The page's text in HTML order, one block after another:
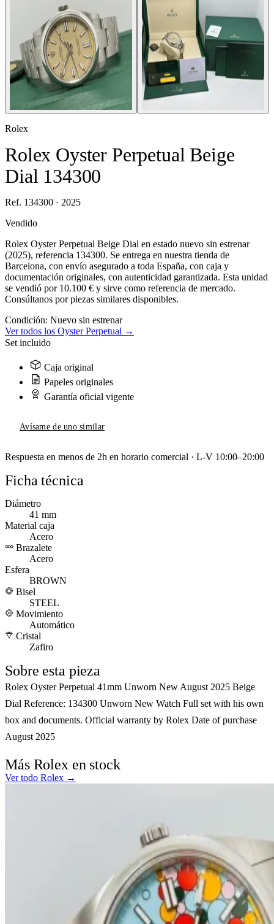
Rolex
Rolex Oyster Perpetual Beige
Dial 134300
Ref. 134300 · 2025
Vendido
Rolex Oyster Perpetual Beige Dial en estado nuevo sin estrenar
(2025), referencia 134300. Se entrega en nuestra tienda de
Barcelona, con envío asegurado a toda España, con caja y
documentación originales, con autenticidad garantizada. Esta unidad
se vendió por 10.100 € y sirve como referencia de mercado.
Consúltanos por piezas similares disponibles.
Condición: Nuevo sin estrenar
Ver todos los Oyster Perpetual →
Set incluido
Caja original
Papeles originales
Garantía oficial vigente
Avísame de uno similar
Respuesta en menos de 2h en horario comercial · L-V 10:00–20:00
Ficha técnica
Diámetro
41 mm
Material caja
Acero
Brazalete
Acero
Esfera
BROWN
Bisel
STEEL
Movimiento
Automático
Cristal
Zafiro
Sobre esta pieza
Rolex Oyster Perpetual 41mm Unworn New August 2025 Beige
Dial Reference: 134300 Unworn New Watch Full set with his own
box and documents. Official warranty by Rolex Date of purchase
August 2025
Más Rolex en stock
Ver todo Rolex →